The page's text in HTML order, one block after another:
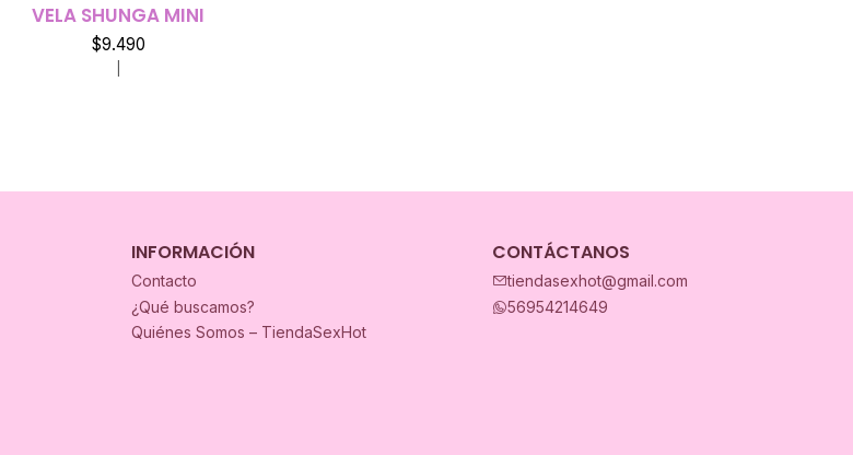
VELA SHUNGA MINI
$9.490
INFORMACIÓN
Contacto
¿Qué buscamos?
Quiénes Somos – TiendaSexHot
CONTÁCTANOS
tiendasexhot@gmail.com
56954214649